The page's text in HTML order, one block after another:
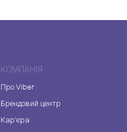
КОМПАНІЯ
Про Viber
Брендовий центр
Кар'єра